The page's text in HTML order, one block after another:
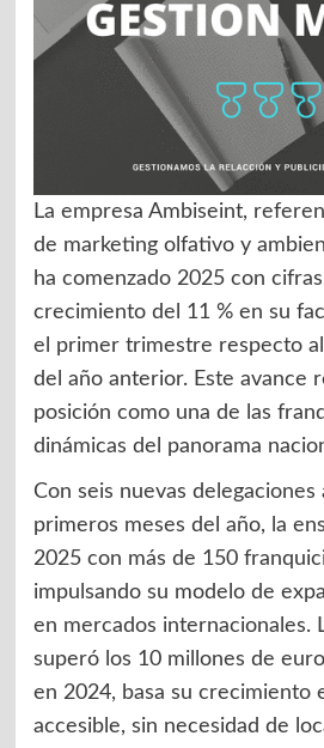
La empresa Ambiseint,
de marketing olfativo y
ha comenzado 2025 con
crecimiento del 11 % en su
el primer trimestre respecto
del año anterior. Este avance
posición como una de las
dinámicas del panorama
Con seis nuevas
primeros meses del año, la
2025 con más de 150
impulsando su modelo de
en mercados internacionales.
superó los 10 millones de
en 2024, basa su crecimiento
accesible, sin necesidad de